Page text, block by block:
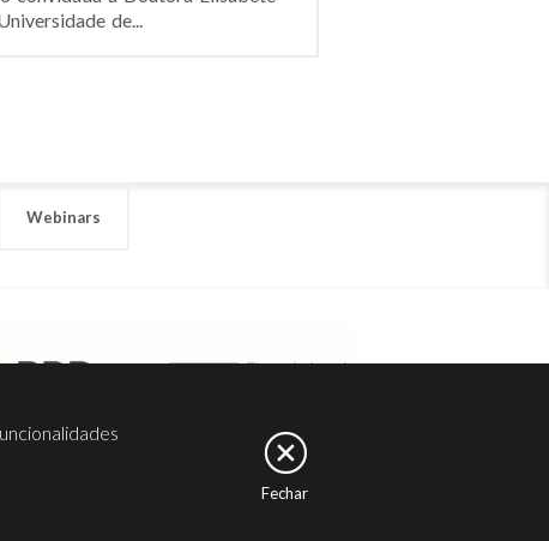
de...
Webinars
Fechar